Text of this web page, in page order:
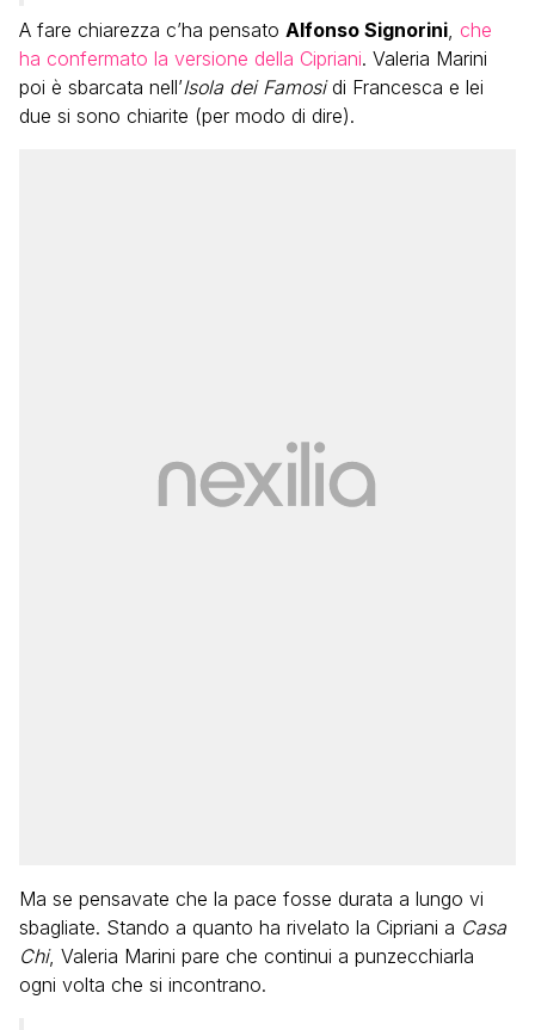
A fare chiarezza c’ha pensato Alfonso Signorini, che
ha confermato la versione della Cipriani. Valeria Marini
poi è sbarcata nell’Isola dei Famosidi Francesca e lei
due si sono chiarite (per modo di dire).
Ma se pensavate che la pace fosse durata a lungo vi
sbagliate. Stando a quanto ha rivelato la Cipriani a Casa
Chi, Valeria Marini pare che continui a punzecchiarla
ogni volta che si incontrano.